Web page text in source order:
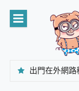
content